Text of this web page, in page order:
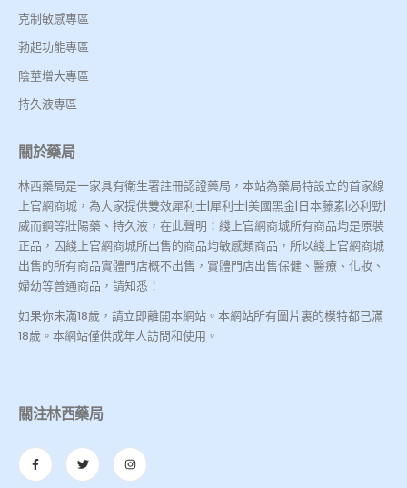
克制敏感專區
勃起功能專區
陰莖增大專區
持久液專區
關於藥局
林西藥局是一家具有衛生署註冊認證藥局，本站為藥局特設立的首家線
上官網商城，為大家提供雙效犀利士|犀利士|美國黑金|日本藤素|必利勁|
威而鋼等壯陽藥、持久液，在此聲明：綫上官網商城所有商品均是原裝
正品，因綫上官網商城所出售的商品均敏感類商品，所以綫上官網商城
出售的所有商品實體門店概不出售，實體門店出售保健、醫療、化妝、
婦幼等普通商品，請知悉！
如果你未滿18歲，請立即離開本網站。本網站所有圖片裏的模特都已滿
18歲。本網站僅供成年人訪問和使用。
關注林西藥局